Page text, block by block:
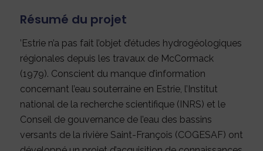
Résumé du projet
’Estrie n’a pas fait l’objet d’études hydrogéologiques
régionales depuis les travaux de McCormack
(1979). Conscient du manque d’information
concernant l’eau souterraine en Estrie, l’Institut
national de la recherche scientifique (INRS) et le
Conseil de gouvernance de l’eau des bassins
versants de la rivière Saint-François (COGESAF) ont